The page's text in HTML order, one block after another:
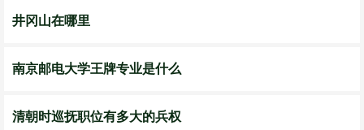
井冈山在哪里
南京邮电大学王牌专业是什么
清朝时巡抚职位有多大的兵权